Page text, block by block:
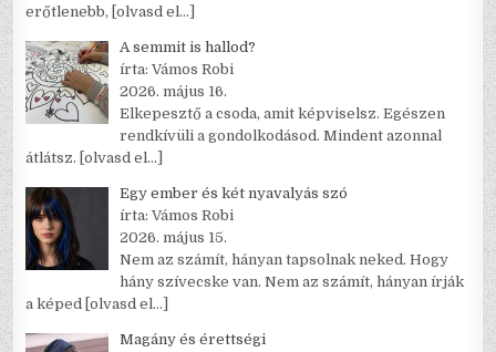
erőtlenebb, [olvasd el…]
A semmit is hallod?
írta: Vámos Robi
2026. május 16.
Elkepesztő a csoda, amit képviselsz. Egészen
rendkívüli a gondolkodásod. Mindent azonnal
átlátsz. [olvasd el…]
Egy ember és két nyavalyás szó
írta: Vámos Robi
2026. május 15.
Nem az számít, hányan tapsolnak neked. Hogy
hány szívecske van. Nem az számít, hányan írják
a képed [olvasd el…]
Magány és érettségi